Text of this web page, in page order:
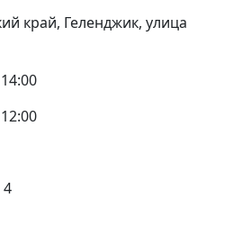
край, Геленджик, улица
14:00
12:00
4